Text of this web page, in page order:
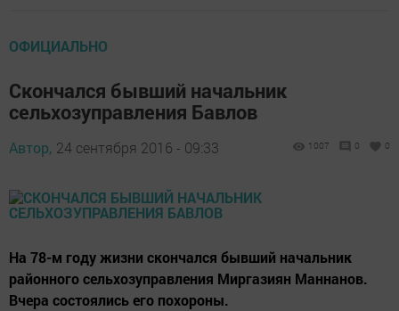
ОФИЦИАЛЬНО
Скончался бывший начальник
сельхозуправления Бавлов
Автор, 24 сентября 2016 - 09:33 1007 0 0
На 78-м году жизни скончался бывший начальник
районного сельхозуправления Миргазиян Маннанов.
Вчера состоялись его похороны.